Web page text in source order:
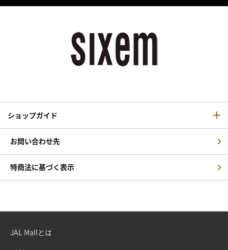
ショップガイド
お問い合わせ先
特商法に基づく表示
JAL Mallとは